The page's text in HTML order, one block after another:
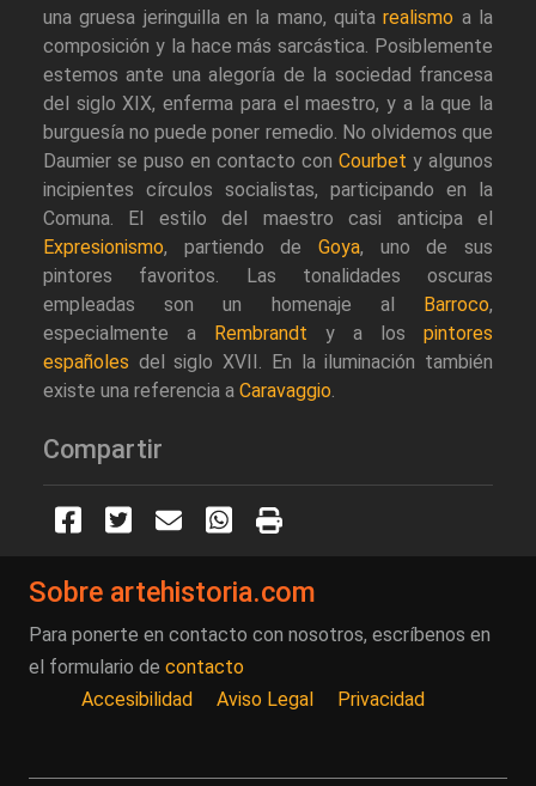
una gruesa jeringuilla en la mano, quitarealismo a la
composición y la hace más sarcástica. Posiblemente
estemos ante una alegoría de la sociedad francesa
del siglo XIX, enferma para el maestro, y a la que la
burguesía no puede poner remedio. No olvidemos que
Daumier se puso en contacto con Courbet y algunos
incipientes círculos socialistas, participando en la
Comuna. El estilo del maestro casi anticipa el
Expresionismo, partiendo de Goya, uno de sus
pintores favoritos. Las tonalidades oscuras
empleadas son un homenaje al Barroco,
especialmente a Rembrandt y a los pintores
españoles del siglo XVII. En la iluminación también
existe una referencia a Caravaggio.
Compartir
Sobre artehistoria.com
Para ponerte en contacto con nosotros, escríbenos en
el formulario de contacto
Accesibilidad
Aviso Legal Privacidad